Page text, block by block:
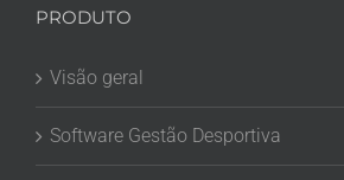
PRODUTO
Visão geral
Software Gestão Desportiva